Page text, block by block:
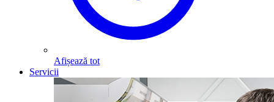
Afișează tot
Servicii